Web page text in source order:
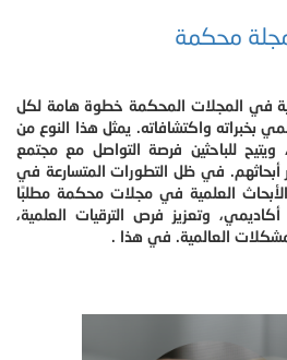
محكمة
في المجلات المحكمة خطوة هامة لكل
بخبراته واكتشافاته. يمثل هذا النوع من
ويتيح للباحثين فرصة التواصل مع مجتمع
أبحاثهم. في ظل التطورات المتسارعة في
الأبحاث العلمية في مجلات محكمة مطلبًا
وتعزيز فرص الترقيات العلمية،
العالمية. في هذا .